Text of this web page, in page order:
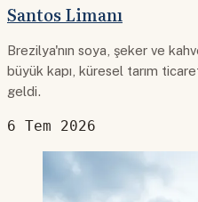
Santos Limanı
Brezilya'nın soya, şeker ve
büyük kapı, küresel tarım
geldi.
6 Tem 2026